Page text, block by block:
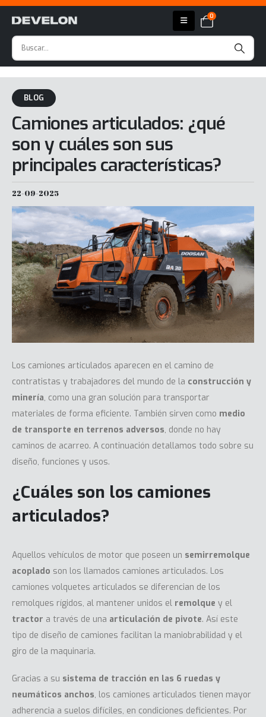
0
BLOG
Camiones articulados: ¿qué
son y cuáles son sus
principales características?
22-09-2025
Los camiones articulados aparecen en el camino de
contratistas y trabajadores del mundo de la construcción y
minería, como una gran solución para transportar
materiales de forma eficiente. También sirven como medio
de transporte en terrenos adversos, donde no hay
caminos de acarreo. A continuación detallamos todo sobre su
diseño, funciones y usos.
¿Cuáles son los camiones
articulados?
Aquellos vehículos de motor que poseen un semirremolque
acoplado son los llamados camiones articulados. Los
camiones volquetes articulados se diferencian de los
remolques rígidos, al mantener unidos el remolque y el
tractor a través de una articulación de pivote. Así este
tipo de diseño de camiones facilitan la maniobrabilidad y el
giro de la maquinaria.
Gracias a su sistema de tracción en las 6 ruedas y
neumáticos anchos, los camiones articulados tienen mayor
adherencia a suelos difíciles, en condiciones deficientes. Por